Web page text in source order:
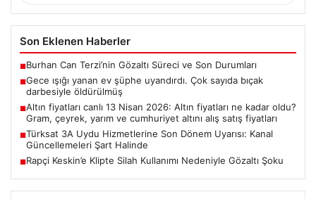
Son Eklenen Haberler
■Burhan Can Terzi’nin Gözaltı Süreci ve Son Durumları
■Gece ışığı yanan ev şüphe uyandırdı. Çok sayıda bıçak
darbesiyle öldürülmüş
■Altın fiyatları canlı 13 Nisan 2026: Altın fiyatları ne kadar oldu?
Gram, çeyrek, yarım ve cumhuriyet altını alış satış fiyatları
■Türksat 3A Uydu Hizmetlerine Son Dönem Uyarısı: Kanal
Güncellemeleri Şart Halinde
■Rapçi Keskin’e Klipte Silah Kullanımı Nedeniyle Gözaltı Şoku